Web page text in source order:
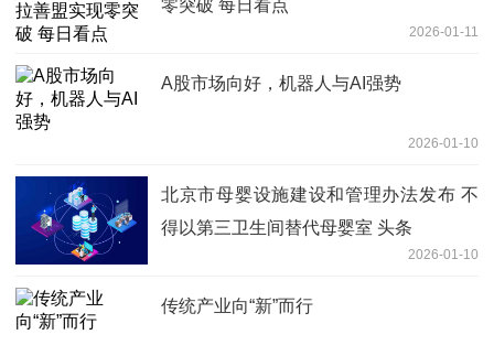
零突破 每日看点
2026-01-11
A股市场向好，机器人与AI强势
2026-01-10
北京市母婴设施建设和管理办法发布 不
得以第三卫生间替代母婴室 头条
2026-01-10
传统产业向“新”而行